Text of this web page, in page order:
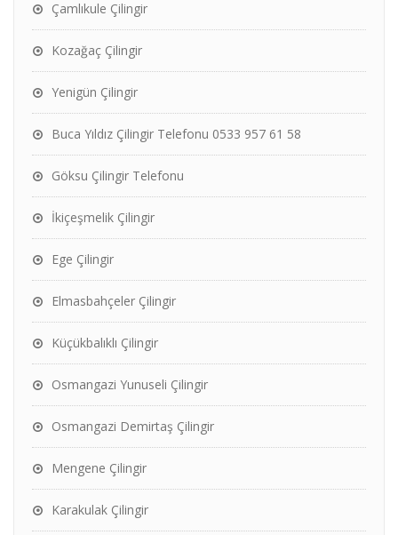
Çamlıkule Çilingir
Kozağaç Çilingir
Yenigün Çilingir
Buca Yıldız Çilingir Telefonu 0533 957 61 58
Göksu Çilingir Telefonu
İkiçeşmelik Çilingir
Ege Çilingir
Elmasbahçeler Çilingir
Küçükbalıklı Çilingir
Osmangazi Yunuseli Çilingir
Osmangazi Demirtaş Çilingir
Mengene Çilingir
Karakulak Çilingir